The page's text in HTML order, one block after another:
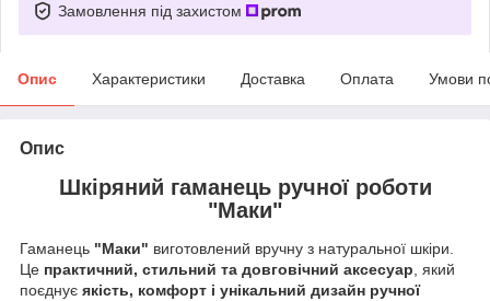
Замовлення під захистом
Опис Характеристики Доставка Оплата Умови
Опис
Шкіряний гаманець ручної роботи
"Маки"
Гаманець "Маки" виготовлений вручну з натуральної шкіри.
Це практичний, стильний та довговічний аксесуар, який
поєднує якість, комфорт і унікальний дизайн ручної